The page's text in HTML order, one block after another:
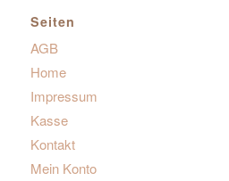
Seiten
AGB
Home
Impressum
Kasse
Kontakt
Mein Konto